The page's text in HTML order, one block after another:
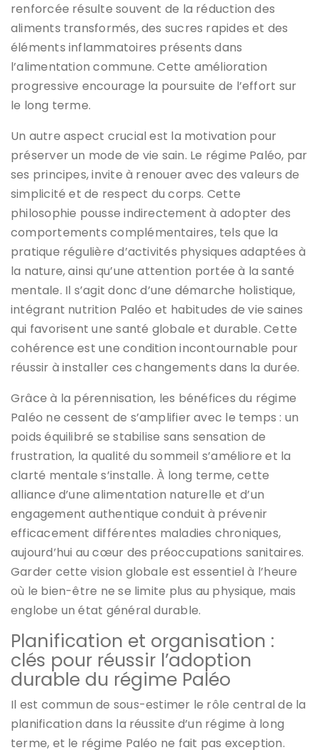
renforcée résulte souvent de la réduction des
aliments transformés, des sucres rapides et des
éléments inflammatoires présents dans
l’alimentation commune. Cette amélioration
progressive encourage la poursuite de l’effort sur
le long terme.
Un autre aspect crucial est la motivation pour
préserver un mode de vie sain. Le régime Paléo, par
ses principes, invite à renouer avec des valeurs de
simplicité et de respect du corps. Cette
philosophie pousse indirectement à adopter des
comportements complémentaires, tels que la
pratique régulière d’activités physiques adaptées à
la nature, ainsi qu’une attention portée à la santé
mentale. Il s’agit donc d’une démarche holistique,
intégrant nutrition Paléo et habitudes de vie saines
qui favorisent une santé globale et durable. Cette
cohérence est une condition incontournable pour
réussir à installer ces changements dans la durée.
Grâce à la pérennisation, les bénéfices du régime
Paléo ne cessent de s’amplifier avec le temps : un
poids équilibré se stabilise sans sensation de
frustration, la qualité du sommeil s’améliore et la
clarté mentale s’installe. À long terme, cette
alliance d’une alimentation naturelle et d’un
engagement authentique conduit à prévenir
efficacement différentes maladies chroniques,
aujourd’hui au cœur des préoccupations sanitaires.
Garder cette vision globale est essentiel à l’heure
où le bien-être ne se limite plus au physique, mais
englobe un état général durable.
Planification et organisation :
clés pour réussir l’adoption
durable du régime Paléo
Il est commun de sous-estimer le rôle central de la
planification dans la réussite d’un régime à long
terme, et le régime Paléo ne fait pas exception.